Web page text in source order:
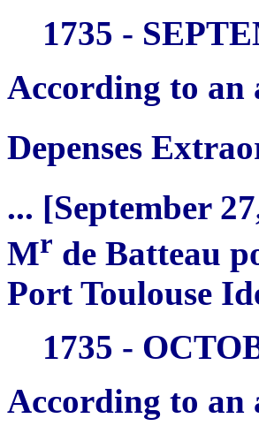
1735 -
According to an
Depenses
... [September
Mr de Batteau
Port Toulouse
1735 -
According to an